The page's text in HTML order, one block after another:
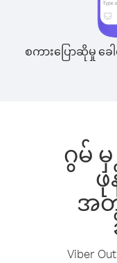
စကားပြောဆိုမှု ခေါ
ဂွမ်
ဖု
အ
Viber